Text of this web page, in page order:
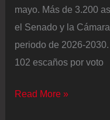
mayo. Más de 3.200
el Senado y la
periodo de 2026-
102 escaños por voto
Elecciones
Read More »